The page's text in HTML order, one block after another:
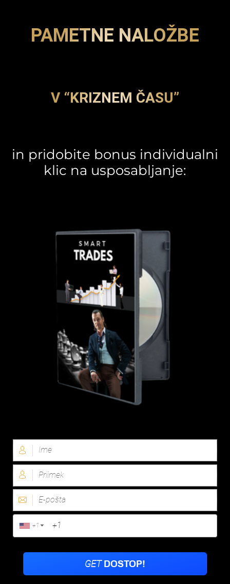
PAMETNE NALOŽBE
V “KRIZNEM ČASU”
in pridobite bonus individualni
klic na usposabljanje: